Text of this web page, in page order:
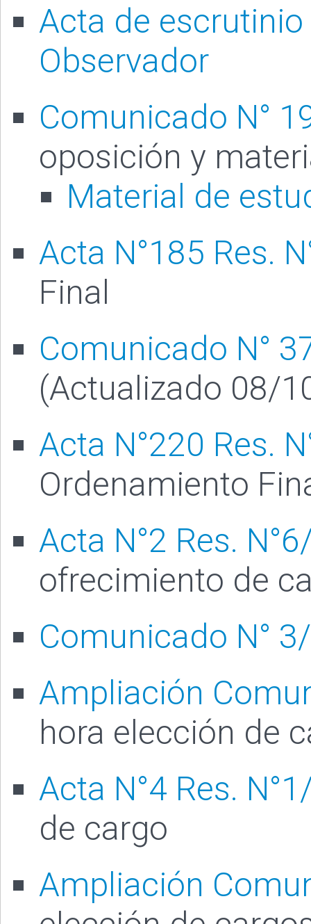
Acta de
Observador
Comunicado N°
oposición y
Material de
Acta N°185 Res.
Final
Comunicado N°
(Actualizado 08/
Acta N°220 Res.
Ordenamiento
Acta N°2 Res.
ofrecimiento de
Comunicado N°
Ampliación
hora elección de
Acta N°4 Res.
de cargo
Ampliación